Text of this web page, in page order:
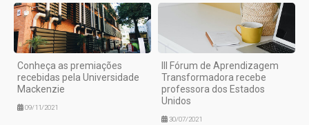
Conheça as premiações
recebidas pela Universidade
Mackenzie
09/11/2021
III Fórum de Aprendizagem
Transformadora recebe
professora dos Estados
Unidos
30/07/2021